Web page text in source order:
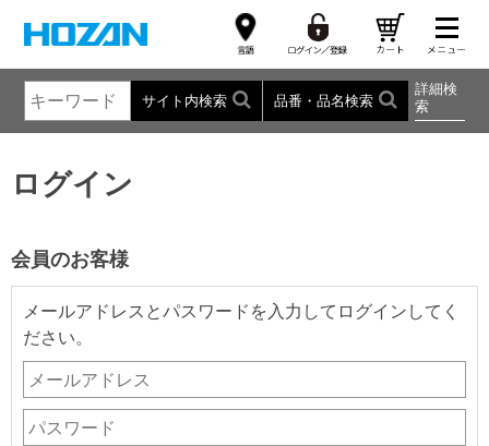
サイト内検索 品番・品名検索
詳細検
索
ログイン
会員のお客様
メールアドレスとパスワードを入力してログインしてく
ださい。